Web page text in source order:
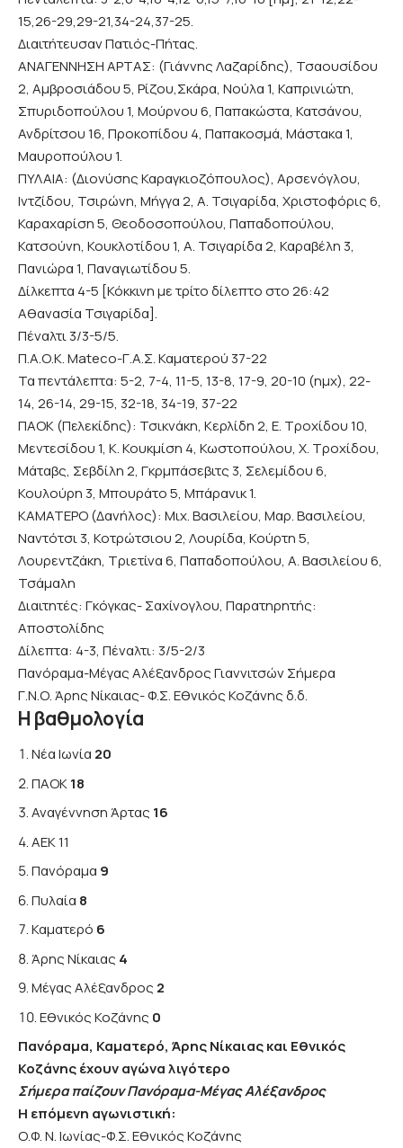
15,26-29,29-21,34-24,37-25.
Διαιτήτευσαν Πατιός-Πήτας.
ΑΝΑΓΕΝΝΗΣΗ ΑΡΤΑΣ: (Γιάννης Λαζαρίδης), Τσαουσίδου
2, Αμβροσιάδου 5, Ρίζου,Σκάρα, Νούλα 1, Καπρινιώτη,
Σπυριδοπούλου 1, Μούρνου 6, Παπακώστα, Κατσάνου,
Ανδρίτσου 16, Προκοπίδου 4, Παπακοσμά, Μάστακα 1,
Μαυροπούλου 1.
ΠΥΛΑΙΑ: (Διονύσης Καραγκιοζόπουλος), Αρσενόγλου,
Ιντζίδου, Τσιρώνη, Μήγγα 2, Α. Τσιγαρίδα, Χριστοφόρις 6,
Καραχαρίση 5, Θεοδοσοπούλου, Παπαδοπούλου,
Κατσούνη, Κουκλοτίδου 1, Α. Τσιγαρίδα 2, Καραβέλη 3,
Πανιώρα 1, Παναγιωτίδου 5.
Δίλκεπτα 4-5 [Κόκκινη με τρίτο δίλεπτο στο 26:42
Αθανασία Τσιγαρίδα].
Πέναλτι 3/3-5/5.
Π.Α.Ο.Κ. Mateco-Γ.Α.Σ. Καματερού 37-22
Τα πεντάλεπτα: 5-2, 7-4, 11-5, 13-8, 17-9, 20-10 (ημχ), 22-
14, 26-14, 29-15, 32-18, 34-19, 37-22
ΠΑΟΚ (Πελεκίδης): Τσικνάκη, Κερλίδη 2, Ε. Τροχίδου 10,
Μεντεσίδου 1, Κ. Κουκμίση 4, Κωστοπούλου, Χ. Τροχίδου,
Μάταβς, Σεβδίλη 2, Γκρμπάσεβιτς 3, Σελεμίδου 6,
Κουλούρη 3, Μπουράτο 5, Μπάρανικ 1.
ΚΑΜΑΤΕΡΟ (Δανήλος): Μιχ. Βασιλείου, Μαρ. Βασιλείου,
Ναντότσι 3, Κοτρώτσιου 2, Λουρίδα, Κούρτη 5,
Λουρεντζάκη, Τριετίνα 6, Παπαδοπούλου, Α. Βασιλείου 6,
Τσάμαλη
Διαιτητές: Γκόγκας- Σαχίνογλου, Παρατηρητής:
Αποστολίδης
Δίλεπτα: 4-3, Πέναλτι: 3/5-2/3
Πανόραμα-Μέγας Αλέξανδρος Γιαννιτσών Σήμερα
Γ.Ν.Ο. Άρης Νίκαιας- Φ.Σ. Εθνικός Κοζάνης δ.δ.
Η βαθμολογία
Νέα Ιωνία 20
ΠΑΟΚ18
Αναγέννηση Άρτας 16
ΑΕΚ 11
Πανόραμα 9
Πυλαία 8
Καματερό 6
Άρης Νίκαιας 4
Μέγας Αλέξανδρος 2
Εθνικός Κοζάνης 0
Πανόραμα, Καματερό, Άρης Νίκαιας και Εθνικός
Κοζάνης έχουν αγώνα λιγότερο
Σήμερα παίζουν Πανόραμα-Μέγας Αλέξανδρος
Η επόμενη αγωνιστική:
Ο.Φ. Ν. Ιωνίας-Φ.Σ. Εθνικός Κοζάνης